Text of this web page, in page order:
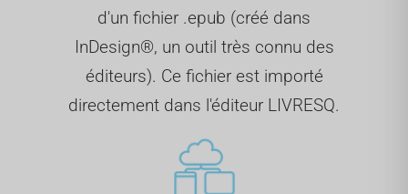
d'un fichier .epub (créé dans
InDesign®, un outil très connu des
éditeurs). Ce fichier est importé
directement dans l'éditeur LIVRESQ.